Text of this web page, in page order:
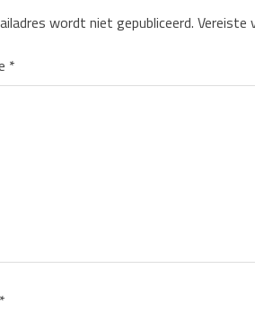
wordt niet gepubliceerd. Vereiste
*
*